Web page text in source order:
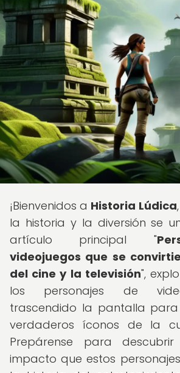
¡Bienvenidos a Historia Lúdica
la historia y la diversión se
artículo principal "
videojuegos que se
del cine y la televisión",
los personajes de
trascendido la pantalla para
verdaderos íconos de la
Prepárense para
impacto que estos